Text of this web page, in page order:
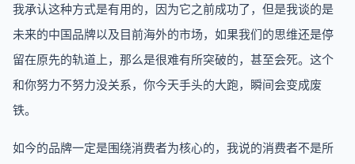
我承认这种方式是有用的，因为它之前成功了，但是我谈的是
未来的中国品牌以及目前海外的市场，如果我们的思维还是停
留在原先的轨道上，那么是很难有所突破的，甚至会死。这个
和你努力不努力没关系，你今天手头的大跑，瞬间会变成废
铁。
如今的品牌一定是围绕消费者为核心的，我说的消费者不是所